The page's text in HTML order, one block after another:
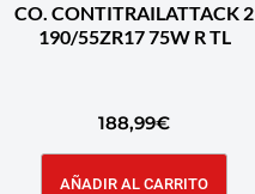
CO. CONTITRAILATTACK 2
190/55ZR17 75W R TL
188,99€
AÑADIR AL CARRITO